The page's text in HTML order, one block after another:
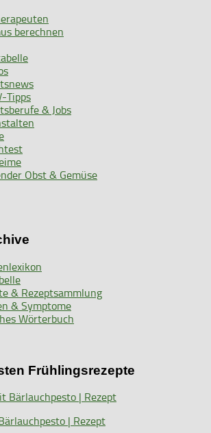
berechnen
Tipps
& Jobs
Obst & Gemüse
& Rezeptsammlung
& Symptome
Wörterbuch
Frühlingsrezepte
| Rezept